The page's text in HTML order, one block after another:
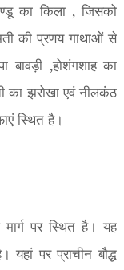
का किला ,जिसको
की प्रणय गाथाओं से
बावड़ी ,होशंगशाह का
का झरोखा एवं नीलकंठ
स्थित है।
पर स्थित है। यह
पर प्राचीन बौद्ध